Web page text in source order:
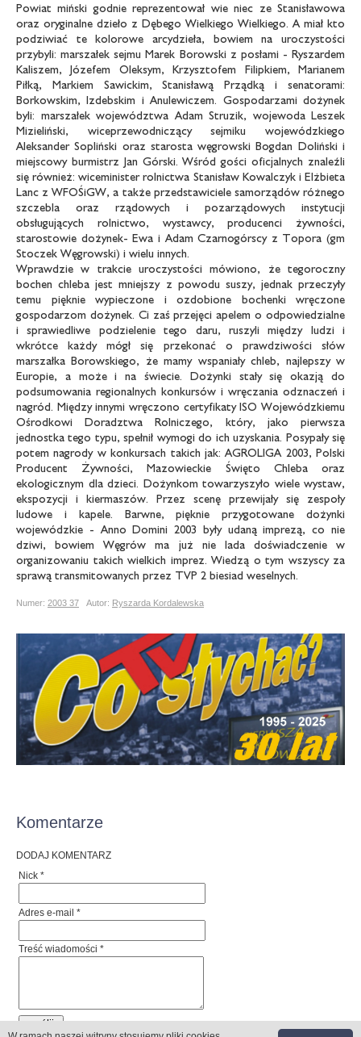
Powiat miński godnie reprezentował wie niec ze Stanisławowa
oraz oryginalne dzieło z Dębego Wielkiego Wielkiego. A miał kto
podziwiać te kolorowe arcydzieła, bowiem na uroczystości
przybyli: marszałek sejmu Marek Borowski z posłami - Ryszardem
Kaliszem, Józefem Oleksym, Krzysztofem Filipkiem, Marianem
Piłką, Markiem Sawickim, Stanisławą Prządką i senatorami:
Borkowskim, Izdebskim i Anulewiczem. Gospodarzami dożynek
byli: marszałek województwa Adam Struzik, wojewoda Leszek
Mizieliński, wiceprzewodniczący sejmiku wojewódzkiego
Aleksander Sopliński oraz starosta węgrowski Bogdan Doliński i
miejscowy burmistrz Jan Górski. Wśród gości oficjalnych znaleźli
się również: wiceminister rolnictwa Stanisław Kowalczyk i Elżbieta
Lanc z WFOŚiGW, a także przedstawiciele samorządów różnego
szczebla oraz rządowych i pozarządowych instytucji
obsługujących rolnictwo, wystawcy, producenci żywności,
starostowie dożynek- Ewa i Adam Czarnogórscy z Topora (gm
Stoczek Węgrowski) i wielu innych.
Wprawdzie w trakcie uroczystości mówiono, że tegoroczny
bochen chleba jest mniejszy z powodu suszy, jednak przeczyły
temu pięknie wypieczone i ozdobione bochenki wręczone
gospodarzom dożynek. Ci zaś przejęci apelem o odpowiedzialne
i sprawiedliwe podzielenie tego daru, ruszyli między ludzi i
wkrótce każdy mógł się przekonać o prawdziwości słów
marszałka Borowskiego, że mamy wspaniały chleb, najlepszy w
Europie, a może i na świecie. Dożynki stały się okazją do
podsumowania regionalnych konkursów i wręczania odznaczeń i
nagród. Między innymi wręczono certyfikaty ISO Wojewódzkiemu
Ośrodkowi Doradztwa Rolniczego, który, jako pierwsza
jednostka tego typu, spełnił wymogi do ich uzyskania. Posypały się
potem nagrody w konkursach takich jak: AGROLIGA 2003, Polski
Producent Żywności, Mazowieckie Święto Chleba oraz
ekologicznym dla dzieci. Dożynkom towarzyszyło wiele wystaw,
ekspozycji i kiermaszów. Przez scenę przewijały się zespoły
ludowe i kapele. Barwne, pięknie przygotowane dożynki
wojewódzkie - Anno Domini 2003 były udaną imprezą, co nie
dziwi, bowiem Węgrów ma już nie lada doświadczenie w
organizowaniu takich wielkich imprez. Wiedzą o tym wszyscy za
sprawą transmitowanych przez TVP 2 biesiad weselnych.
Numer: 2003 37 Autor: Ryszarda Kordalewska
Komentarze
DODAJ KOMENTARZ
Nick *
Adres e-mail *
Treść wiadomości *